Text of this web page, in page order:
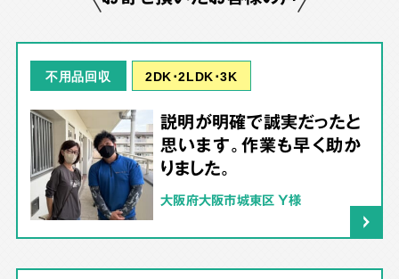
不用品回収 2DK･2LDK･3K
説明が明確で誠実だったと
思います。作業も早く助か
りました。
大阪府大阪市城東区 Y様